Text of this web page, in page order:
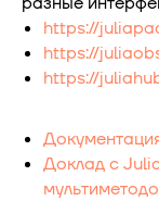
https://
https://
https://
Доклад с